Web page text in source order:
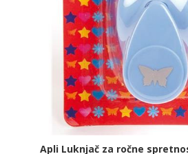
Apli Luknjač za ročne